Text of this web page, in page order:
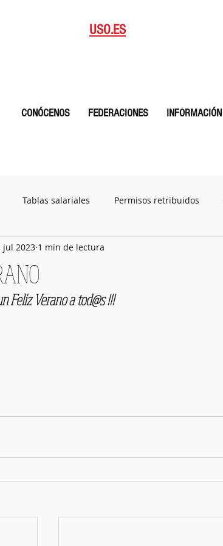
USO.ES
CONÓCENOS FEDERACIONES INFORMACIÓN
Tablas salariales Permisos retribuidos
Plan de igualdad
jul 2023 1 min de lectura
Feliz Verano a tod@s !!!